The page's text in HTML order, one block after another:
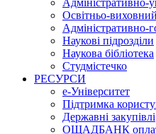
Адміністративно-
Освітньо-
Адміністративно-
Наукові підрозділи
Наукова бібліотека
Студмістечко
РЕСУРСИ
е-Університет
Підтримка
Державні закупівлі
ОЩАДБАНК